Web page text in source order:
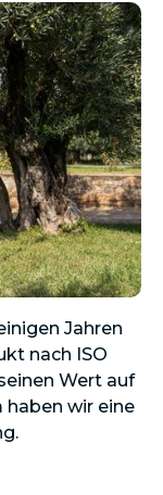
Jahren
nach ISO
Wert auf
wir eine